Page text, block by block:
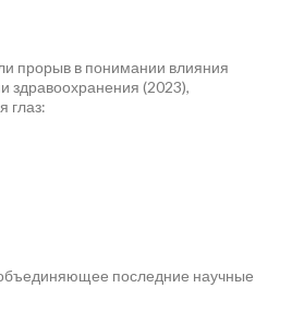
прорыв в понимании влияния
здравоохранения (2023),
глаз:
последние научные